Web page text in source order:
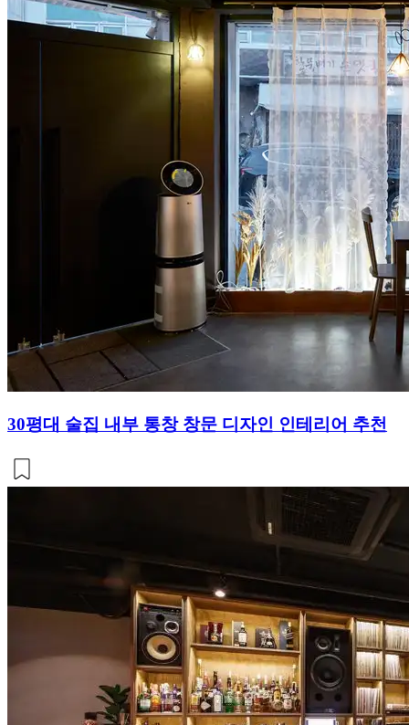
30평대 술집 내부 통창 창문 디자인 인테리어 추천